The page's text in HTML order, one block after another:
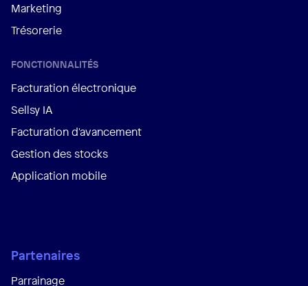
Marketing
Trésorerie
FONCTIONNALITÉS
Facturation électronique
Sellsy IA
Facturation d'avancement
Gestion des stocks
Application mobile
Partenaires
Parrainage